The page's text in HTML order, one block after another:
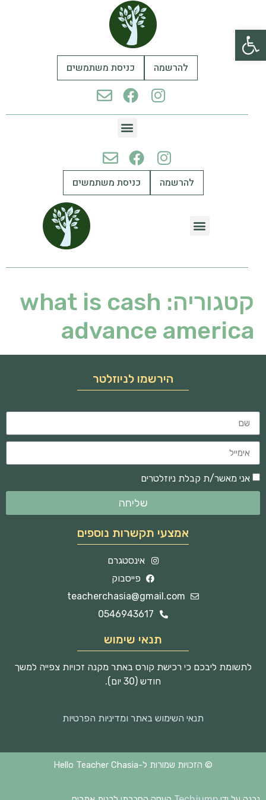
פתח סרגל נגישות
להרשמה כניסת משתמשים
להרשמה כניסת משתמשים
קטגוריה: what is cash
advance america
הירשמו לניוזלטר
אני מאשר/ת קבלת ניוזלטרים
שליחה
אמצעי תקשרות נוספים
אינסטגרם
פייסבוק
teacherchasia@gmail.com
0546943617
תנאי שימוש
לתשומת ליבכם כי רכישת קורס באתר מקנה זכויות צפייה למשך
חודש (30 יום).
תנאי השימוש באתר ומדיניות הפרטיות
© הזכויות שמורות ל-Hello Teacher Chasia